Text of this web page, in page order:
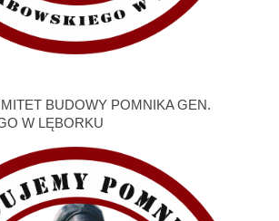
BUDOWY POMNIKA GEN.
W LĘBORKU